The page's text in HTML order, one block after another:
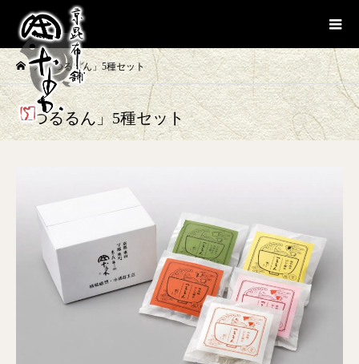
「つるるん」5種セット
「つるるん」5種セット